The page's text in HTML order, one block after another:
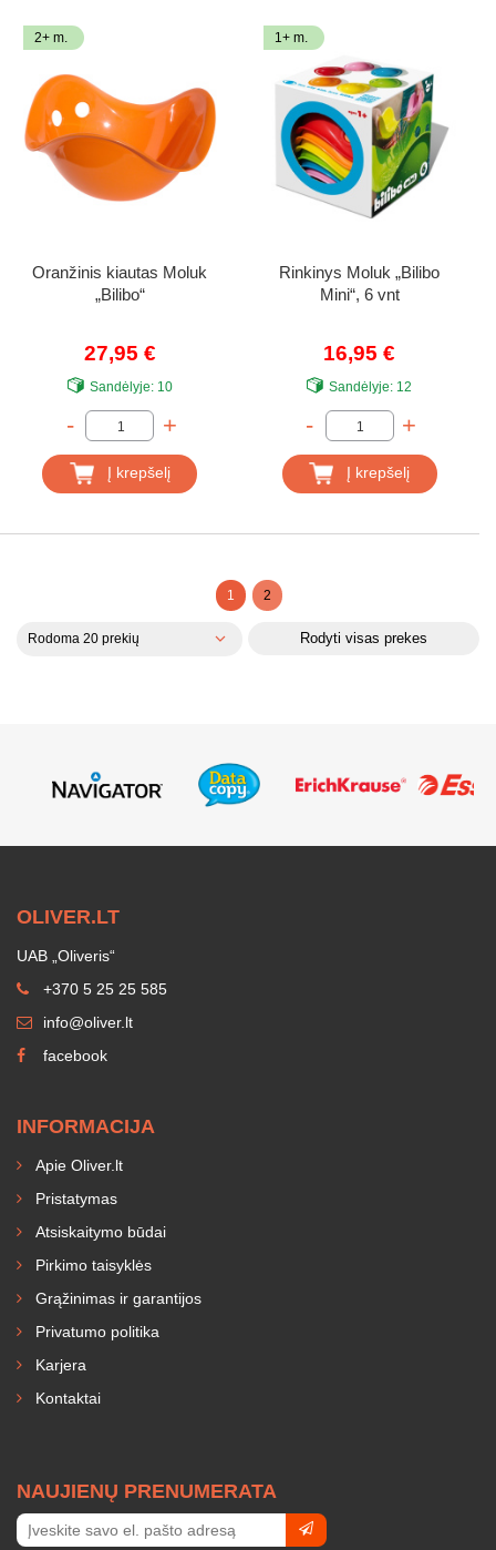
2+ m.
Oranžinis kiautas Moluk
„Bilibo“
27,95 €
Sandėlyje:10
- +
Į krepšelį
1+ m.
Rinkinys Moluk „Bilibo
Mini“, 6 vnt
16,95 €
Sandėlyje: 12
- +
Į krepšelį
1 2
Rodyti visas prekes
Rodoma 20 prekių
OLIVER.LT
UAB „Oliveris“
+370 5 25 25 585
info@oliver.lt
facebook
INFORMACIJA
Apie Oliver.lt
Pristatymas
Atsiskaitymo būdai
Pirkimo taisyklės
Grąžinimas ir garantijos
Privatumo politika
Karjera
Kontaktai
NAUJIENŲ PRENUMERATA